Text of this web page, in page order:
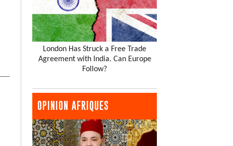
London Has Struck a Free Trade
Agreement with India. Can Europe
Follow?
OPINION AFRIQUES